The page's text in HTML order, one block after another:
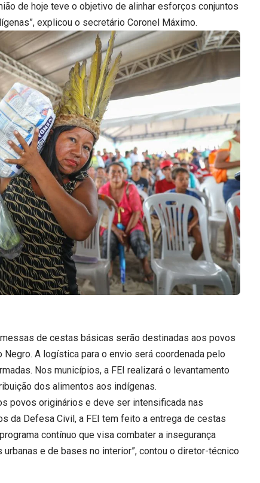
de hoje teve o objetivo de alinhar esforços conjuntos
explicou o secretário Coronel Máximo.
de cestas básicas serão destinadas aos povos
A logística para o envio será coordenada pelo
Nos municípios, a FEI realizará o levantamento
dos alimentos aos indígenas.
povos originários e deve ser intensificada nas
da Defesa Civil, a FEI tem feito a entrega de cestas
contínuo que visa combater a insegurança
e de bases no interior”, contou o diretor-técnico